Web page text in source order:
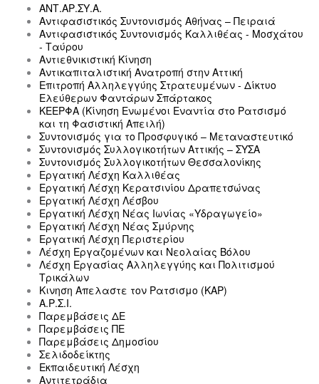
ΑΝΤ.ΑΡ.ΣΥ.Α.
Αντιφασιστικός Συντονισμός Αθήνας – Πειραιά
Αντιφασιστικός Συντονισμός Καλλιθέας - Μοσχάτου
- Ταύρου
Αντιεθνικιστική Κίνηση
Αντικαπιταλιστική Ανατροπή στην Αττική
Επιτροπή Αλληλεγγύης Στρατευμένων - Δίκτυο
Ελεύθερων Φαντάρων Σπάρτακος
ΚΕΕΡΦΑ (Κίνηση Ενωμένοι Εναντία στο Ρατσισμό
και τη Φασιστική Απειλή)
Συντονισμός για το Προσφυγικό – Μεταναστευτικό
Συντονισμός Συλλογικοτήτων Αττικής – ΣΥΣΑ
Συντονισμός Συλλογικοτήτων Θεσσαλονίκης
Εργατική Λέσχη Καλλιθέας
Εργατική Λέσχη Κερατσινίου Δραπετσώνας
Εργατική Λέσχη Λέσβου
Εργατική Λέσχη Νέας Ιωνίας «Υδραγωγείο»
Εργατική Λέσχη Νέας Σμύρνης
Εργατική Λέσχη Περιστερίου
Λέσχη Εργαζομένων και Νεολαίας Βόλου
Λέσχη Εργασίας Αλληλεγγύης και Πολιτισμού
Τρικάλων
Κινηση Απελαστε τον Ρατσισμο (ΚΑΡ)
Α.Ρ.Σ.Ι.
Παρεμβάσεις ΔΕ
Παρεμβάσεις ΠΕ
Παρεμβάσεις Δημοσίου
Σελιδοδείκτης
Εκπαιδευτική Λέσχη
Αντιτετράδια